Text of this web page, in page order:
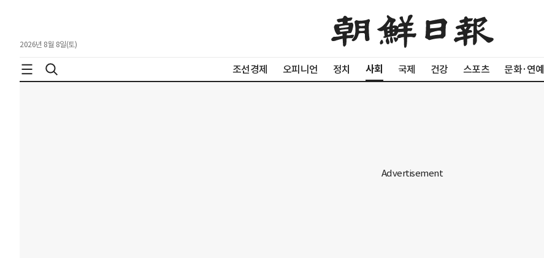
2026년 8월 8일(토)
조선경제 오피니언 정치 사회 국제 건강 스포츠 문화·연예